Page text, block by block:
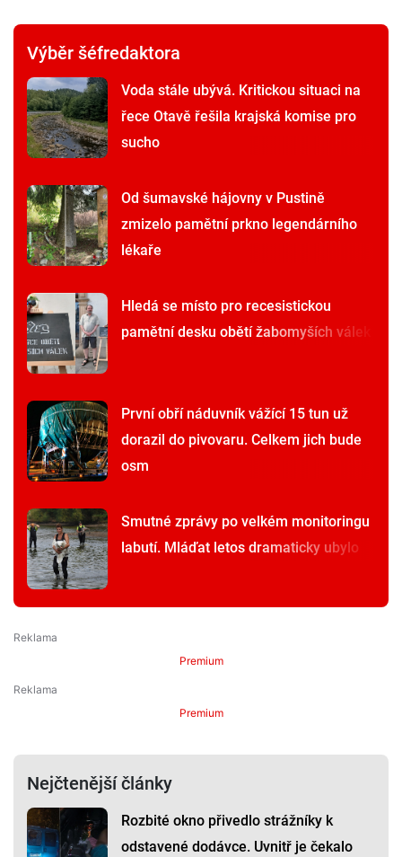
Výběr šéfredaktora
Voda stále ubývá. Kritickou situaci na
řece Otavě řešila krajská komise pro
sucho
Od šumavské hájovny v Pustině
zmizelo pamětní prkno legendárního
lékaře
Hledá se místo pro recesistickou
pamětní desku obětí žabomyších válek
První obří náduvník vážící 15 tun už
dorazil do pivovaru. Celkem jich bude
osm
Smutné zprávy po velkém monitoringu
labutí. Mláďat letos dramaticky ubylo
Premium
Premium
Nejčtenější články
Rozbité okno přivedlo strážníky k
odstavené dodávce. Uvnitř je čekalo